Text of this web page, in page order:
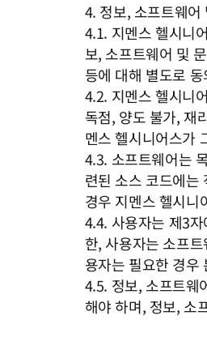
4. 정보, 소프트웨어
4.1. 지멘스 헬시니
보, 소프트웨어 및
등에 대해 별도로
4.2. 지멘스 헬시니
독점, 양도 불가, 재
멘스 헬시니어스가
4.3. 소프트웨어는
련된 소스 코드에는
경우 지멘스 헬시니
4.4. 사용자는 제3
한, 사용자는 소프
용자는 필요한 경우
4.5. 정보, 소프트웨
해야 하며, 정보, 소